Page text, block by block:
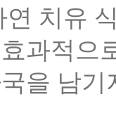
연 치유
과적으
을 남